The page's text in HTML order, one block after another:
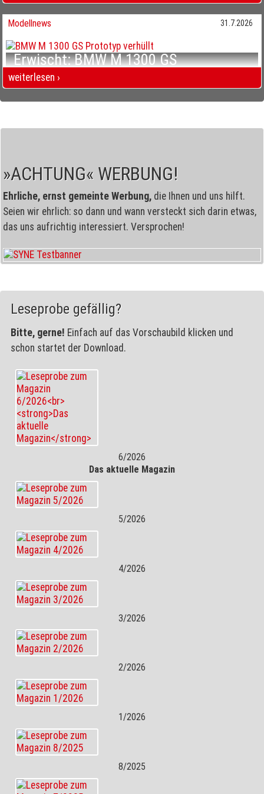
Erwischt: BMW R 20 Bayerns dickstes Ding
31.7.2026
Modellnews
Erwischt: BMW M 1300 GS
Mehr Offroad, mehr Luxus?
weiterlesen ›
Erwischt: BMW M 1300 GS Mehr Offroad, mehr Luxus?
»ACHTUNG« WERBUNG!
Ehrliche, ernst gemeinte Werbung, die Ihnen und uns hilft.
Seien wir ehrlich: so dann und wann versteckt sich darin etwas,
das uns aufrichtig interessiert. Versprochen!
Leseprobe gefällig?
Bitte, gerne! Einfach auf das Vorschaubild klicken und
schon startet der Download.
6/2026
Das aktuelle Magazin
5/2026
4/2026
3/2026
2/2026
1/2026
8/2025